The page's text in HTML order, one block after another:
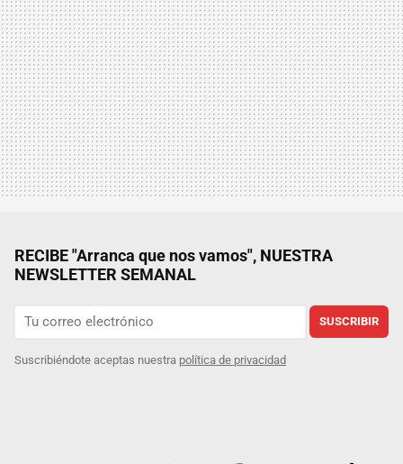
RECIBE "Arranca que nos vamos", NUESTRA
NEWSLETTER SEMANAL
SUSCRIBIR
Suscribiéndote aceptas nuestra política de privacidad